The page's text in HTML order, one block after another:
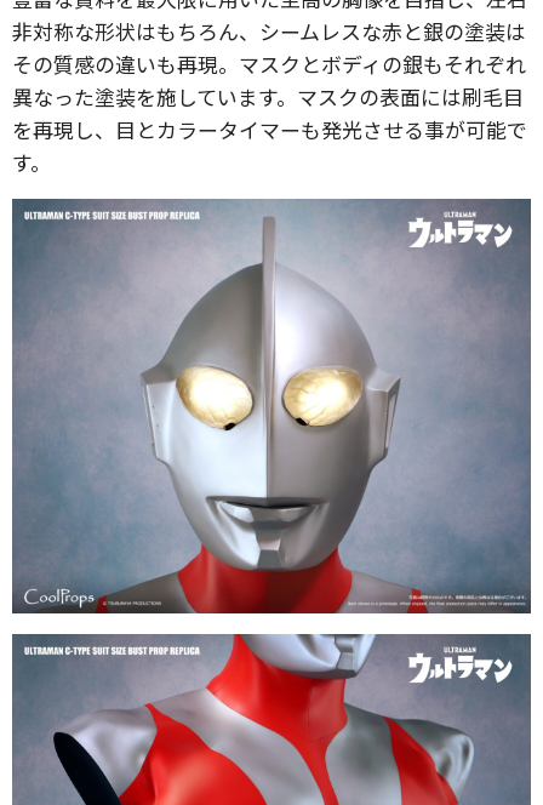
非対称な形状はもちろん、シームレスな赤と銀の塗装は
その質感の違いも再現。マスクとボディの銀もそれぞれ
異なった塗装を施しています。マスクの表面には刷毛目
を再現し、目とカラータイマーも発光させる事が可能で
す。